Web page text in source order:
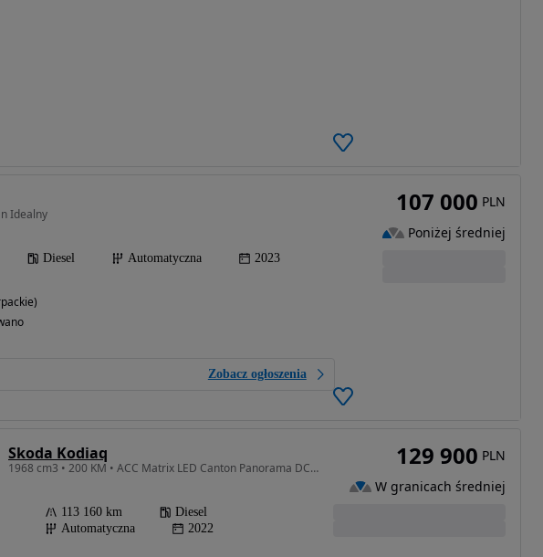
Idealny
Diesel Automatyczna 2023
Zobacz ogłoszenia
107 000 PLN
Poniżej średniej
Skoda Kodiaq
1968 cm3 • 200 KM • ACC Matrix LED Canton Panorama DCC Side Assist Kamera Virtual Cockpit
113 160 km
Diesel
Automatyczna
2022
129 900 PLN
W granicach średniej